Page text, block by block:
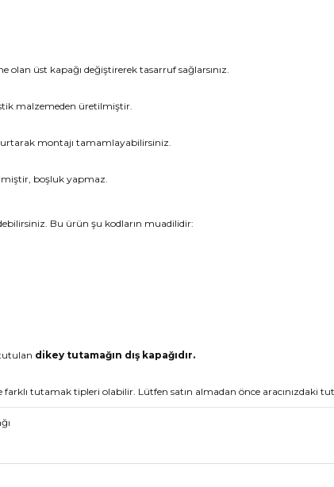
olan üst kapağı değiştirerek tasarruf sağlarsınız.
malzemeden üretilmiştir.
montajı tamamlayabilirsiniz.
boşluk yapmaz.
Bu ürün şu kodların muadilidir:
dikey tutamağın dış kapağıdır.
tutamak tipleri olabilir. Lütfen satın almadan önce aracınızdaki